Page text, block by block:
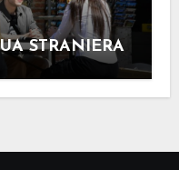
STRANIERA